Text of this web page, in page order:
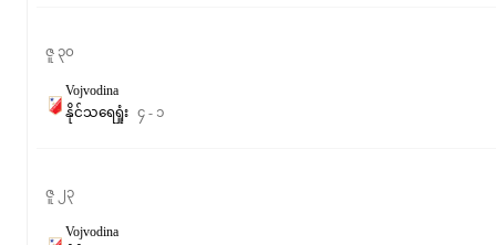
ဇူ ၃၀
Vojvodina
နိုင်သရေရှုံး ၄ - ၁
ဇူ ၂၃
Vojvodina